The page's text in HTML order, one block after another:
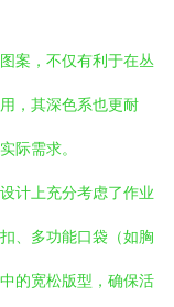
案，不仅有利于在丛
，其深色系也更耐
际需求。
计上充分考虑了作业
、多功能口袋（如胸
的宽松版型，确保活